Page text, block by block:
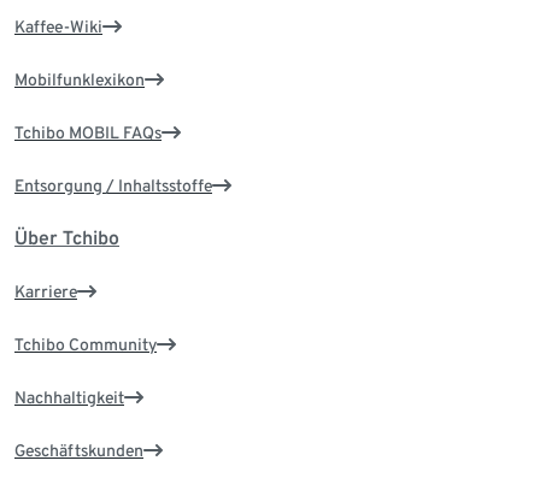
Kaffee-Wiki
Mobilfunklexikon
Tchibo MOBIL FAQs
Entsorgung / Inhaltsstoffe
Über Tchibo
Karriere
Tchibo Community
Nachhaltigkeit
Geschäftskunden